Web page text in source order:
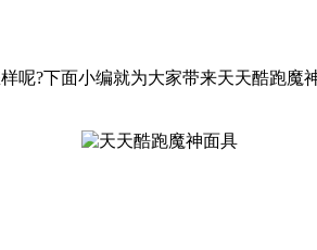
?下面小编就为大家带来天天酷跑魔